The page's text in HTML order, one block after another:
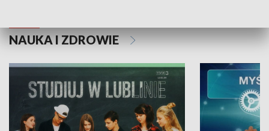
NAUKA I ZDROWIE